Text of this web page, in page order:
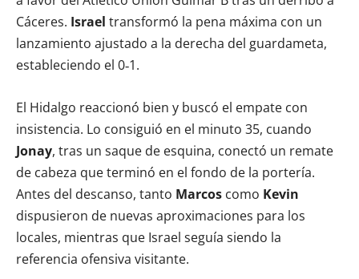
Cáceres. Israel transformó la pena máxima con un
lanzamiento ajustado a la derecha del guardameta,
estableciendo el 0‑1.
El Hidalgo reaccionó bien y buscó el empate con
insistencia. Lo consiguió en el minuto 35, cuando
Jonay, tras un saque de esquina, conectó un remate
de cabeza que terminó en el fondo de la portería.
Antes del descanso, tanto Marcos como Kevin
dispusieron de nuevas aproximaciones para los
locales, mientras que Israel seguía siendo la
referencia ofensiva visitante.